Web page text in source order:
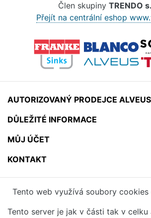
Člen skupiny TRENDO
Přejít na centrální eshop
AUTORIZOVANÝ PRODEJCE ALVEUS
DŮLEŽITÉ INFORMACE
MŮJ ÚČET
KONTAKT
Tento web využívá soubory cookies
Tento server je jak v části tak v celku